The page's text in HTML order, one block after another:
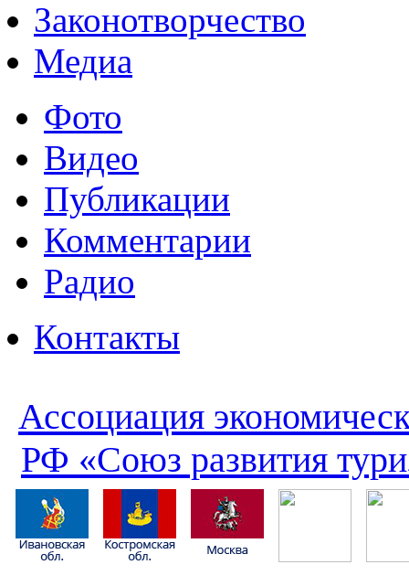
Законотворчество
Медиа
Фото
Видео
Публикации
Комментарии
Радио
Контакты
Ассоциация
РФ «Союз развития